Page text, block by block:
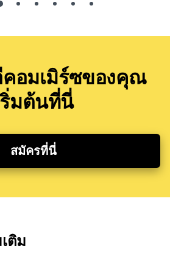
อมเมิร์ซของคุณ
ริ่มต้นที่นี่
สมัครที่นี่
ติม